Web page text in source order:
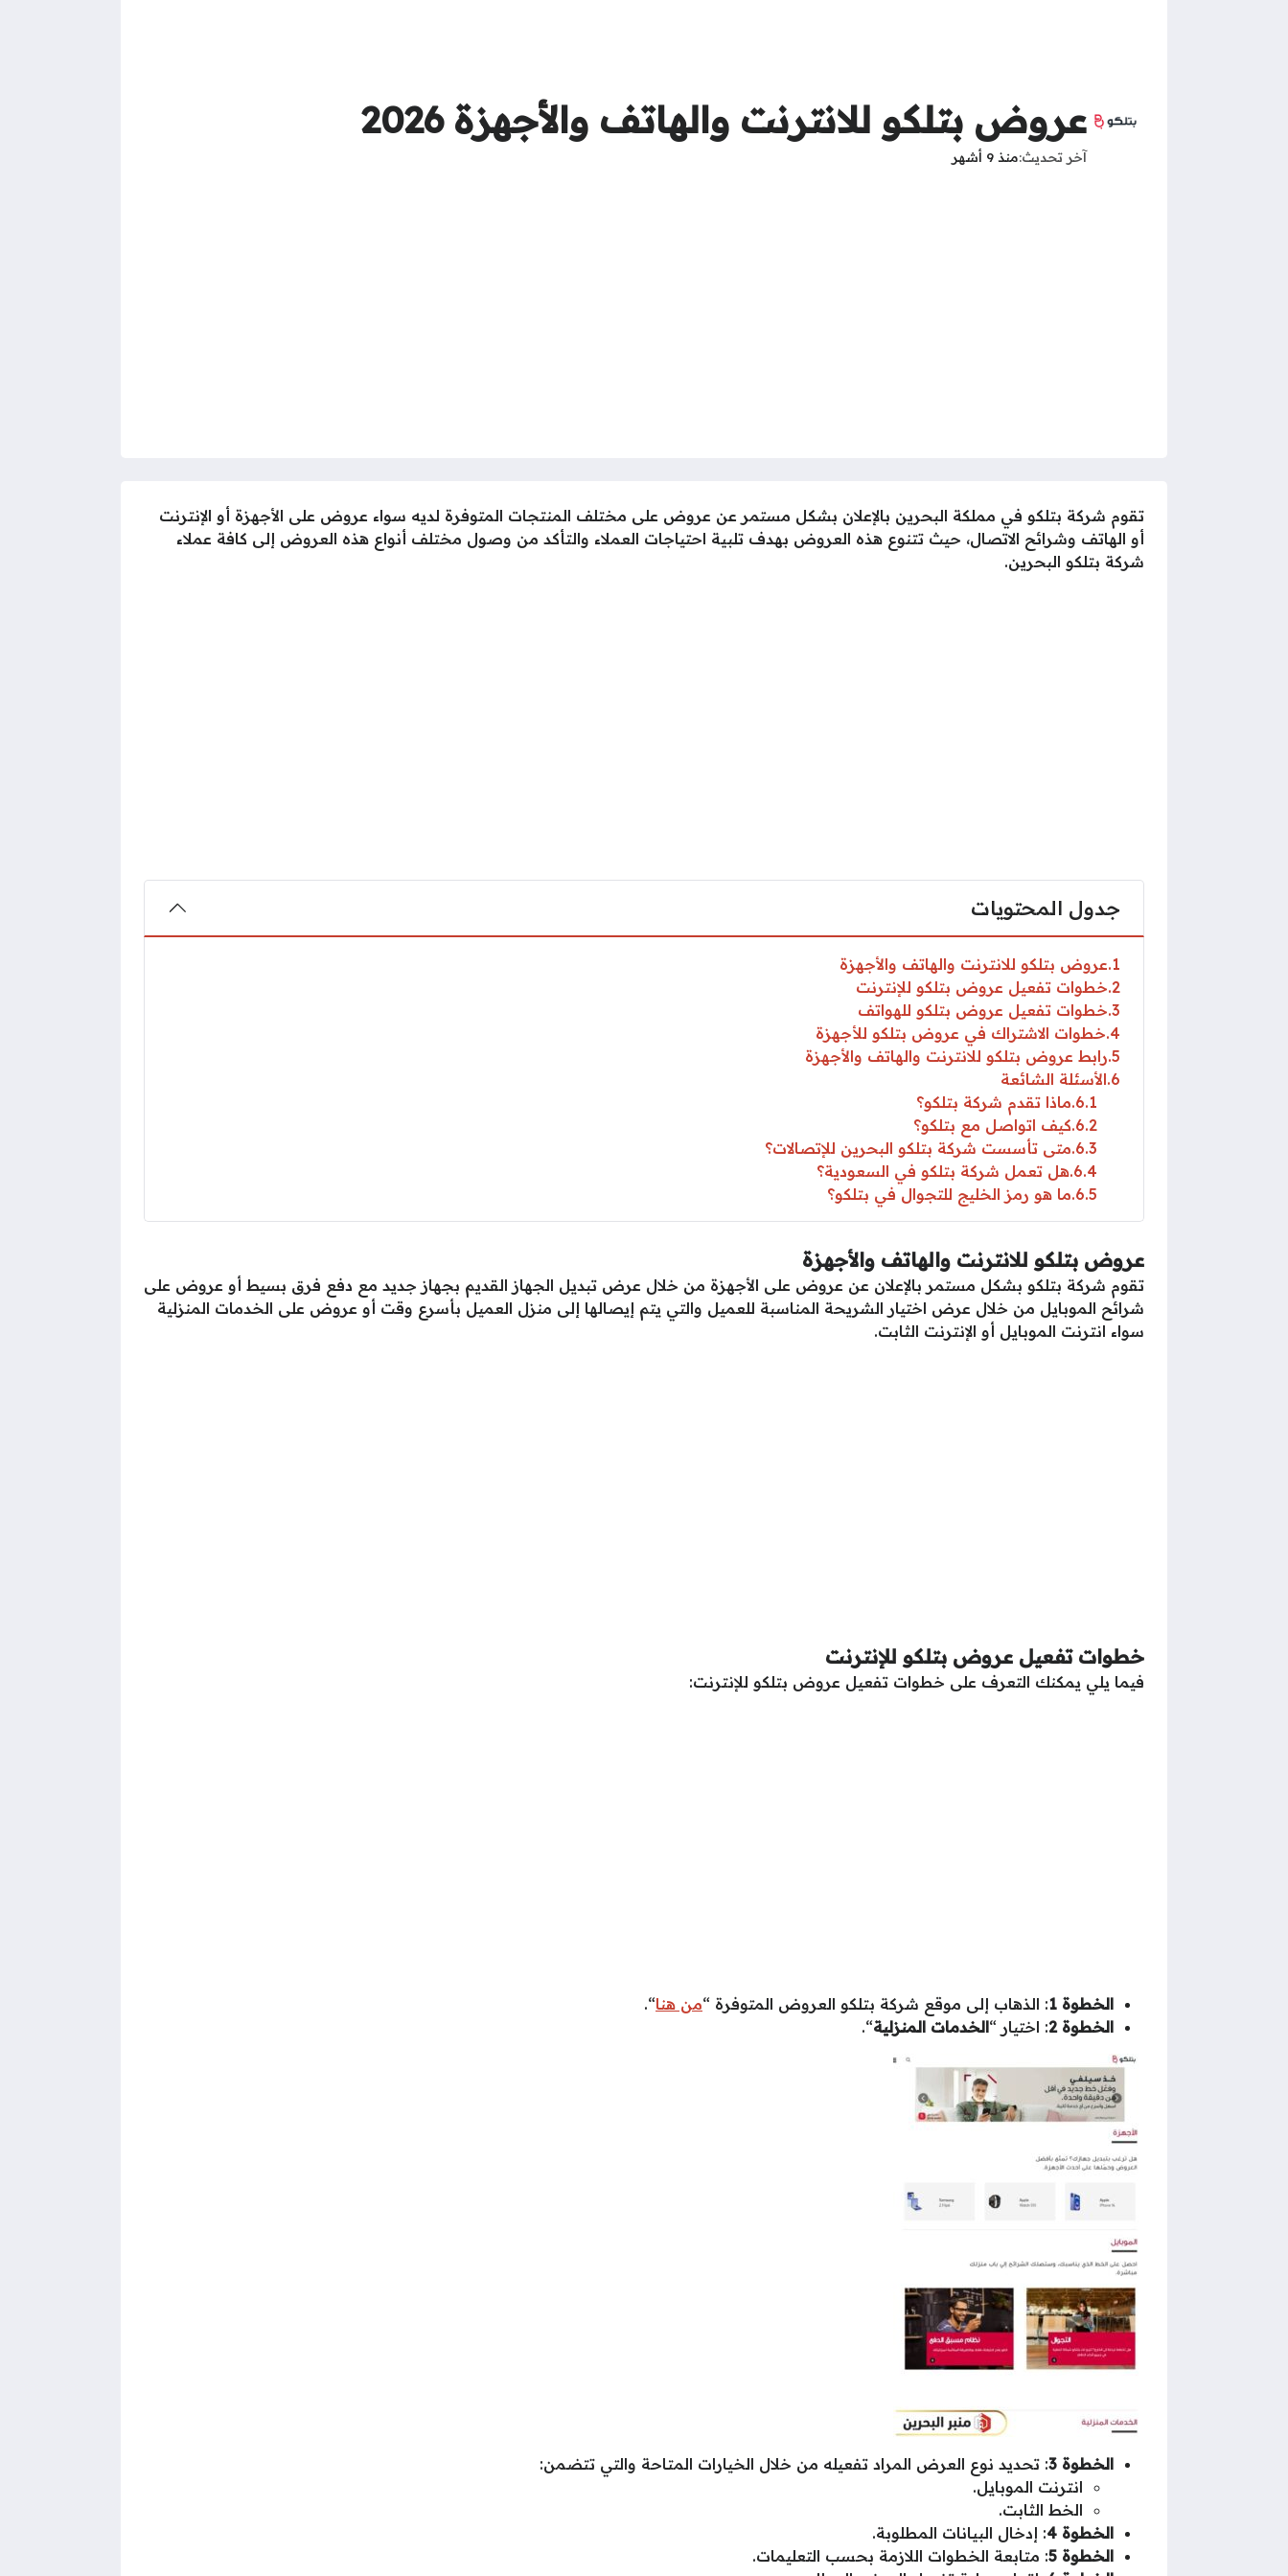
عروض بتلكو للانترنت والهاتف والأجهزة 2026
آخر تحديث منذ 9 أشهر
تقوم شركة بتلكو في مملكة البحرين بالإعلان بشكل مستمر عن عروض على مختلف المنتجات المتوفرة لديه سواء عروض على الأجهزة أو الإنترنت
أو الهاتف وشرائح الاتصال، حيث تتنوع هذه العروض بهدف تلبية احتياجات العملاء والتأكد من وصول مختلف أنواع هذه العروض إلى كافة عملاء
شركة بتلكو البحرين.
جدول المحتويات
1 عروض بتلكو للانترنت والهاتف والأجهزة
2 خطوات تفعيل عروض بتلكو للإنترنت
3 خطوات تفعيل عروض بتلكو للهواتف
4 خطوات الاشتراك في عروض بتلكو للأجهزة
5 رابط عروض بتلكو للانترنت والهاتف والأجهزة
6 الأسئلة الشائعة
6.1 ماذا تقدم شركة بتلكو؟
6.2 كيف اتواصل مع بتلكو؟
6.3 متى تأسست شركة بتلكو البحرين للإتصالات؟
6.4 هل تعمل شركة بتلكو في السعودية؟
6.5 ما هو رمز الخليج للتجوال في بتلكو؟
عروض بتلكو للانترنت والهاتف والأجهزة
تقوم شركة بتلكو بشكل مستمر بالإعلان عن عروض على الأجهزة من خلال عرض تبديل الجهاز القديم بجهاز جديد مع دفع فرق بسيط أو عروض على
شرائح الموبايل من خلال عرض اختيار الشريحة المناسبة للعميل والتي يتم إيصالها إلى منزل العميل بأسرع وقت أو عروض على الخدمات المنزلية
سواء انترنت الموبايل أو الإنترنت الثابت.
خطوات تفعيل عروض بتلكو للإنترنت
فيما يلي يمكنك التعرف على خطوات تفعيل عروض بتلكو للإنترنت:
الخطوة 1 : الذهاب إلى موقع شركة بتلكو العروض المتوفرة “من هنا“.
الخطوة 2 : اختيار “الخدمات المنزلية“.
الخطوة 3
: تحديد نوع العرض المراد تفعيله من خلال الخيارات المتاحة والتي تتضمن:
انترنت الموبايل.
الخط الثابت.
الخطوة 4
: إدخال البيانات المطلوبة.
الخطوة 5
: متابعة الخطوات اللازمة بحسب التعليمات.